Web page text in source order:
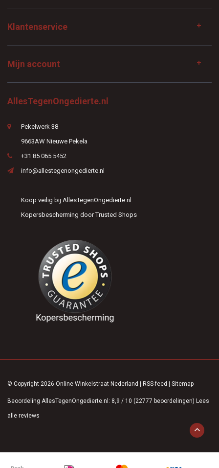
Klantenservice
Mijn account
AllesTegenOngedierte.nl
Pekelwerk 38
9663AW Nieuwe Pekela
+31 85 065 5452
info@allestegenongedierte.nl
Koop veilig bij AllesTegenOngedierte.nl
Kopersbescherming door Trusted Shops
© Copyright 2026 Online Winkelstraat Nederland RSS-feed Sitemap
Beoordeling AllesTegenOngedierte.nl : 8,9 / 10 (22777 beoordelingen) Lees
alle reviews